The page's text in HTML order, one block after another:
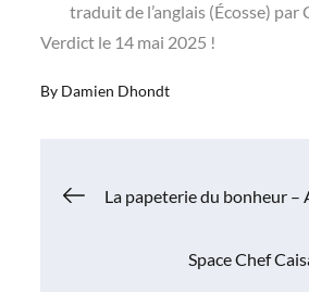
traduit de l’anglais (Écosse) par
Verdict le 14 mai 2025 !
By Damien Dhondt
Navigation
La papeterie du bonheur –
Space Chef